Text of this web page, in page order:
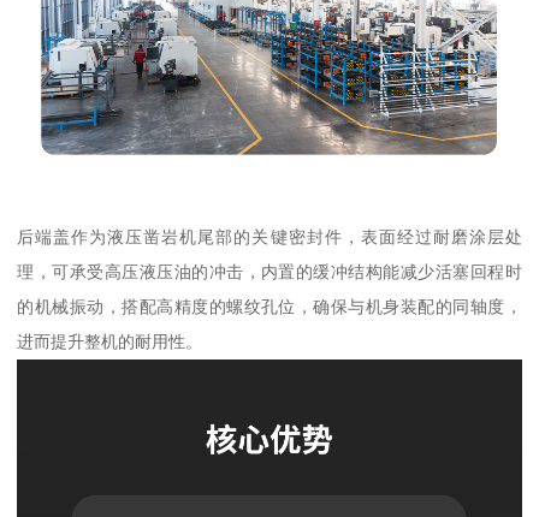
后端盖作为液压凿岩机尾部的关键密封件，表面经过耐磨涂层处
理，可承受高压液压油的冲击，内置的缓冲结构能减少活塞回程时
的机械振动，搭配高精度的螺纹孔位，确保与机身装配的同轴度，
进而提升整机的耐用性。